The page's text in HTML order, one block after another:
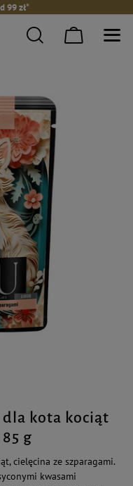
99 zł*
dla kota kociąt
g
cielęcina ze szparagami.
kwasami